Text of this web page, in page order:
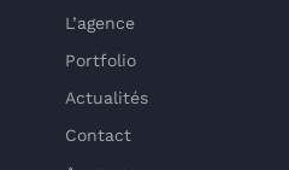
L’agence
Portfolio
Actualités
Contact